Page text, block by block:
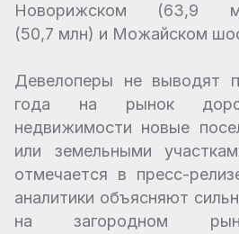
Новорижском (63,9
(50,7 млн) и Можайском
Девелоперы не выводят
года на рынок
недвижимости новые
или земельными
отмечается в пресс-
аналитики объясняют
на загородном